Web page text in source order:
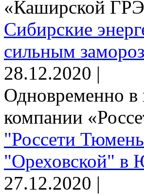
«Каширской
Сибирские
сильным
28.12.2020 |
Одновременно в
компании
"Россети
"Ореховской" в
27.12.2020 |